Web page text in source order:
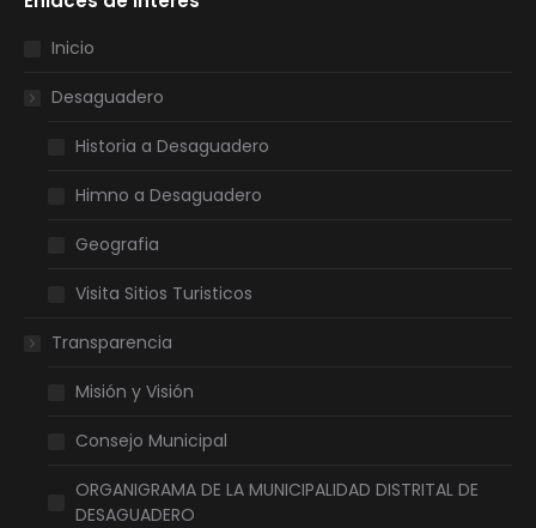
opens
in
window
opens
in
window
opens
window
opens
window
Inicio
Desaguadero
Historia a Desaguadero
Himno a Desaguadero
Geografia
Visita Sitios Turisticos
Transparencia
Misión y Visión
Consejo Municipal
ORGANIGRAMA DE LA MUNICIPALIDAD DISTRITAL DE
DESAGUADERO